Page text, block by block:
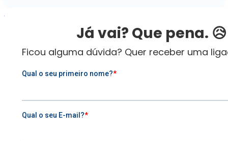
Já vai? Que pena. 😥
Ficou alguma dúvida? Quer receber uma